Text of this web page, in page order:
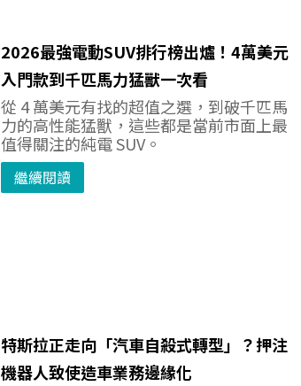
2026最強電動SUV排行榜出爐！4萬美元
入門款到千匹馬力猛獸一次看
從 4 萬美元有找的超值之選，到破千匹馬
力的高性能猛獸，這些都是當前市面上最
值得關注的純電 SUV。
繼續閱讀
特斯拉正走向「汽車自殺式轉型」？押注
機器人致使造車業務邊緣化